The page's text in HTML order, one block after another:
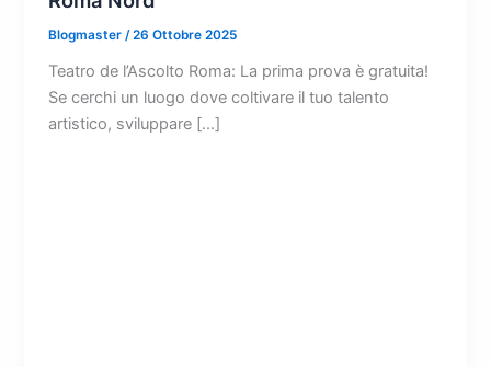
Blogmaster/26 Ottobre 2025
Teatro de l’Ascolto Roma: La prima prova è gratuita!
Se cerchi un luogo dove coltivare il tuo talento
artistico, sviluppare […]